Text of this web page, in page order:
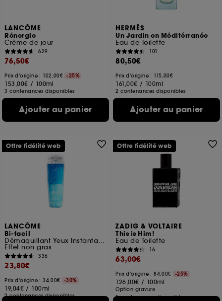
LANCÔME
Rénergie
Crème de jour
629
76,50€
Prix d'origine : 102,00€ -25%
153,00€ / 100ml
3 contenances disponibles
Ajouter au panier
HERMÈS
Un Jardin en Méditérranée
Eau de Toilette
101
80,50€
Prix d'origine : 115,00€
161,00€ / 100ml
2 contenances disponibles
Ajouter au panier
LANCÔME
Bi-facil
Démaquillant Yeux Instantané
Effet non gras
336
23,80€
Prix d'origine : 34,00€ -30%
19,04€ / 100ml
2 contenances disponibles
Offre fidélité web
ZADIG & VOLTAIRE
This is Him!
Eau de Toilette
16
63,00€
Prix d'origine : 84,00€ -25%
126,00€ / 100ml
Option gravure
3 contenances disponibles
Offre fidélité web